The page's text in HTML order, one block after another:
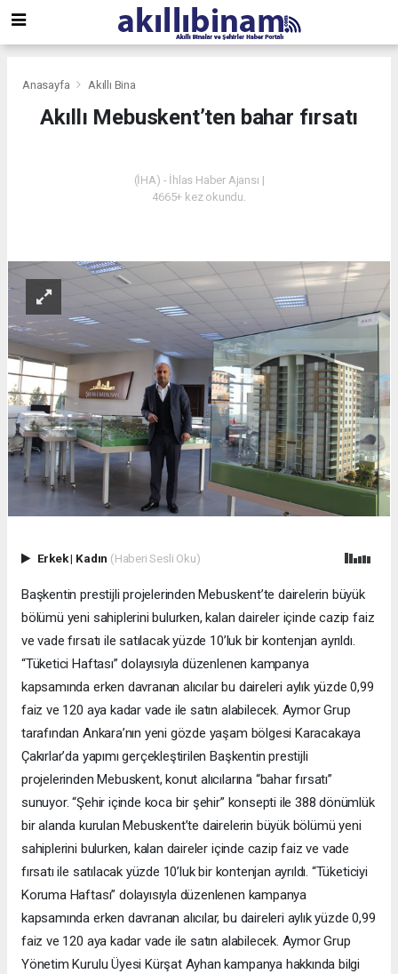
Anasayfa Akıllı Bina
Akıllı Mebuskent’ten bahar fırsatı
(İHA) - İhlas Haber Ajansı |
4665+ kez okundu.
Erkek| Kadın (Haberi Sesli Oku)
Başkentin prestijli projelerinden Mebuskent’te dairelerin büyük
bölümü yeni sahiplerini bulurken, kalan daireler içinde cazip faiz
ve vade fırsatı ile satılacak yüzde 10’luk bir kontenjan ayrıldı.
“Tüketici Haftası” dolayısıyla düzenlenen kampanya
kapsamında erken davranan alıcılar bu daireleri aylık yüzde 0,99
faiz ve 120 aya kadar vade ile satın alabilecek. Aymor Grup
tarafından Ankara’nın yeni gözde yaşam bölgesi Karacakaya
Çakırlar’da yapımı gerçekleştirilen Başkentin prestijli
projelerinden Mebuskent, konut alıcılarına “bahar fırsatı”
sunuyor. “Şehir içinde koca bir şehir” konsepti ile 388 dönümlük
bir alanda kurulan Mebuskent’te dairelerin büyük bölümü yeni
sahiplerini bulurken, kalan daireler içinde cazip faiz ve vade
fırsatı ile satılacak yüzde 10’luk bir kontenjan ayrıldı. “Tüketiciyi
Koruma Haftası” dolayısıyla düzenlenen kampanya
kapsamında erken davranan alıcılar, bu daireleri aylık yüzde 0,99
faiz ve 120 aya kadar vade ile satın alabilecek. Aymor Grup
Yönetim Kurulu Üyesi Kürşat Ayhan kampanya hakkında bilgi